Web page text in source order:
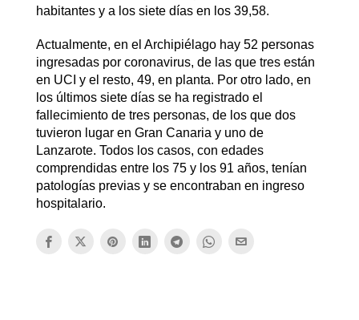
habitantes y a los siete días en los 39,58.
Actualmente, en el Archipiélago hay 52 personas
ingresadas por coronavirus, de las que tres están
en UCI y el resto, 49, en planta. Por otro lado, en
los últimos siete días se ha registrado el
fallecimiento de tres personas, de los que dos
tuvieron lugar en Gran Canaria y uno de
Lanzarote. Todos los casos, con edades
comprendidas entre los 75 y los 91 años, tenían
patologías previas y se encontraban en ingreso
hospitalario.